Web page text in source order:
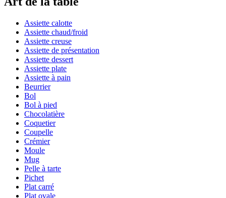
Assiette calotte
Assiette chaud/froid
Assiette creuse
Assiette de présentation
Assiette dessert
Assiette plate
Assiette à pain
Beurrier
Bol
Bol à pied
Chocolatière
Coquetier
Coupelle
Crémier
Moule
Mug
Pelle à tarte
Pichet
Plat carré
Plat ovale